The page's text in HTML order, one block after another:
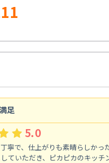
足
5.0
寧で、仕上がりも素晴らしかっ
ていただき、ピカピカのキッチ